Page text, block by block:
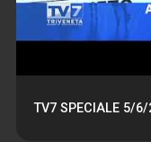
TV7 SPECIALE 5/6/